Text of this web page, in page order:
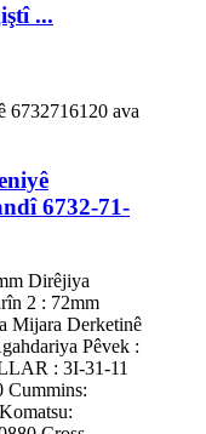
...
6732-71-
Dirêjiya
2 : 72mm
Mijara Derketinê
Pêvek :
: 3I-31-11
Cummins: